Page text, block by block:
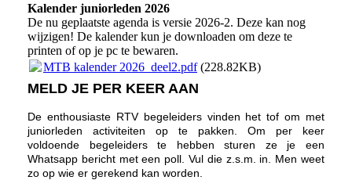
Kalender juniorleden 2026
De nu geplaatste agenda is versie 2026-2. Deze kan nog
wijzigen! De kalender kun je downloaden om deze te
printen of op je pc te bewaren.
MTB kalender 2026_deel2.pdf(228.82KB)
MELD JE PER KEER AAN
De enthousiaste RTV begeleiders vinden het tof om met
juniorleden activiteiten op te pakken. Om per keer
voldoende begeleiders te hebben sturen ze je een
Whatsapp bericht met een poll. Vul die z.s.m. in. Men weet
zo op wie er gerekend kan worden.